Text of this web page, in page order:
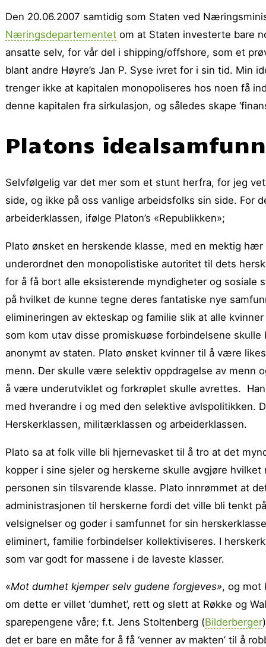
Den 20.06.2007 samtidig som Staten ved
Næringsdepartementet om at Staten investerte bare
ansatte selv, for vår del i shipping/offshore, som et
blant andre Høyre’s Jan P. Syse ivret for i sin tid. Min
trenger ikke at kapitalen monopoliseres hos noen få
denne kapitalen fra sirkulasjon, og således skape
Platons
Selvfølgelig var det mer som et stunt herfra, for jeg
side, og ikke på oss vanlige arbeidsfolks sin side. For
arbeiderklassen, ifølge Platon’s «Republikken»;
Plato ønsket en herskende klasse, med en mektig
underordnet den monopolistiske autoritet til dets
for å få bort alle eksisterende myndigheter og sosiale
på hvilket de kunne tegne deres fantatiske nye
elimineringen av ekteskap og familie slik at alle
som kom utav disse promiskuøse forbindelsene
anonymt av staten. Plato ønsket kvinner til å være
menn. Der skulle være selektiv oppdragelse av menn
å være underutviklet og forkrøplet skulle avrettes.
med hverandre i og med den selektive
Herskerklassen, militærklassen og arbeiderklassen.
Plato sa at folk ville bli hjernevasket til å tro at det
kopper i sine sjeler og herskerne skulle avgjøre
personen sin tilsvarende klasse. Plato innrømmet at
administrasjonen til herskerne fordi det ville bli tenkt
velsignelser og goder i samfunnet for sin
eliminert, familie forbindelser kollektiviseres. I
som var godt for massene i de laveste klasser.
«Mot dumhet kjemper selv gudene forgjeves», og mot
om dette er villet ‘dumhet’, rett og slett at Røkke og
sparepengene våre; f.t. Jens Stoltenberg (Bilderberger
det er bare en måte for å få ‘venner av makten’ til å